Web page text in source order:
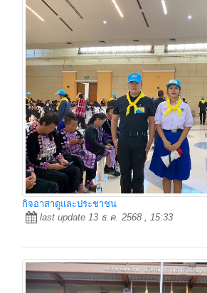
กิจอาสาดูและประชาชน
last update 13 ธ.ค. 2568 , 15:33